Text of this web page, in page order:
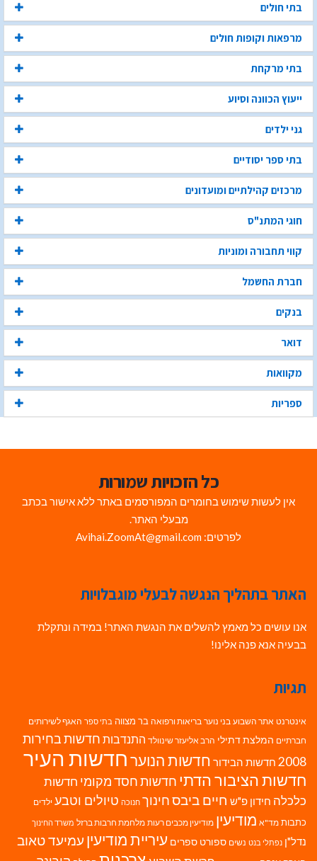
בתי חולים
מרפאות וקופות חולים
בתי מרקחת
ייעוץ הכוונה וסיוע
גני ילדים
בתי ספר יסודיים
מרכזים קהילתיים ומועדונים
חוגי המתנ"ס
קווי תחבורה ומוניות
חברת החשמל
בנקים
דואר
מקוואות
ספריות
כל הזכויות שמורות
אין לעשות שימוש בחומרים המפורסמים באתר ללא אישור בכתב
מבעלי האתר.
לפרטים: Avihai.ZoomAt@gmail.com
האתר בתהליך הנגשה לבעלי מוגבלויות
אנו עושים כל מאמץ להשלים את הנגשת האתר! במידה ונתקלת
בבעיה אנא פנה אלינו!
תגיות
אינטרנט אתר השבוע בני נוער בריאות ורפואה בר מצווה בתי ספר האגף לשירותים
חברתיים המלצת דתילי הרב אליעזר שינוולד התנדבות חדשות בחירות
2008 חדשות הבידור חדשות הנוערחדשות העיר
חדשות הציבור הדתי חדשות חסד מקומי חדשות
כלכלה חידון פ"ש חיים ביבסחינוך חנוכה טיולים וטבע ילדים
כתבות מד"א מודיעין מודיעין מכבים רעות מלחמת חרבות ברזל משרד החינוך
נדל"ן נפתלי בנט נשים ספורט ספרים עיריית מודיעין עמיעד טאוב